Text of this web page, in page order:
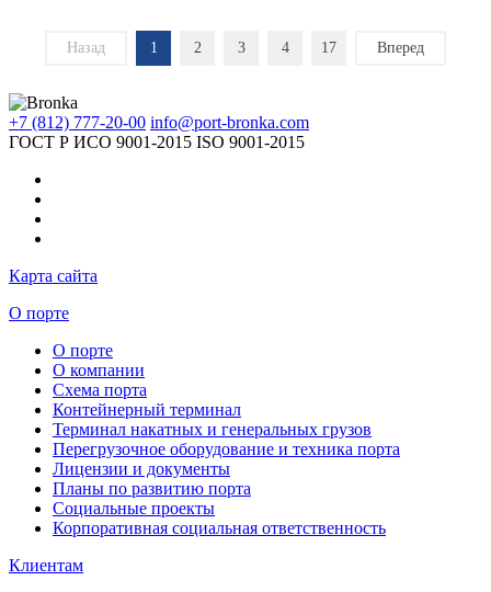
Назад 1 2 3 4 17 Вперед
+7 (812) 777-20-00 info@port-bronka.com
ГОСТ Р ИСО 9001-2015 ISO 9001-2015
Карта сайта
О порте
О порте
О компании
Схема порта
Контейнерный терминал
Терминал накатных и генеральных грузов
Перегрузочное оборудование и техника порта
Лицензии и документы
Планы по развитию порта
Социальные проекты
Корпоративная социальная ответственность
Клиентам